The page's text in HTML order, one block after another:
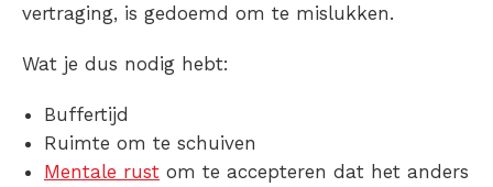
vertraging, is gedoemd om te mislukken.
Wat je dus nodig hebt:
Buffertijd
Ruimte om te schuiven
Mentale rust om te accepteren dat het anders